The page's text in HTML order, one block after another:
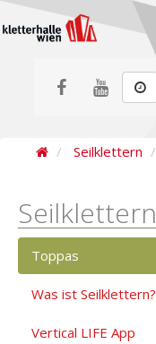
Seilklettern
Seilklettern
Toppas
Was ist Seilklettern?
Vertical LIFE App